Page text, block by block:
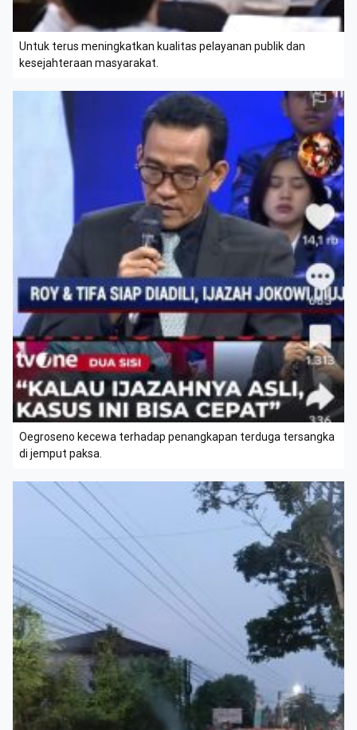
Untuk terus meningkatkan kualitas pelayanan publik dan
kesejahteraan masyarakat.
Oegroseno kecewa terhadap penangkapan terduga tersangka
di jemput paksa.